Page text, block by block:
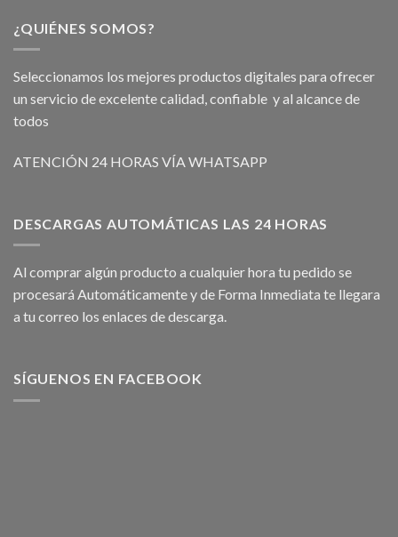
¿QUIÉNES SOMOS?
Seleccionamos los mejores productos digitales para ofrecer
un servicio de excelente calidad, confiable y al alcance de
todos
ATENCIÓN 24 HORAS VÍA WHATSAPP
DESCARGAS AUTOMÁTICAS LAS 24 HORAS
Al comprar algún producto a cualquier hora tu pedido se
procesará Automáticamente y de Forma Inmediata te llegara
a tu correo los enlaces de descarga.
SÍGUENOS EN FACEBOOK